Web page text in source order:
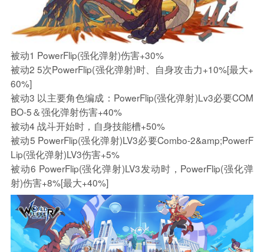
被动1 PowerFlip(强化弹射)伤害+30%
被动2 5次PowerFlip(强化弹射)时、自身攻击力+10%[最大+
60%]
被动3 以主要角色编成：PowerFlip(强化弹射)Lv3必要COM
BO-5＆强化弹射伤害+40%
被动4 战斗开始时，自身技能槽+50%
被动5 PowerFlip(强化弹射)LV3必要Combo-2&amp;PowerF
Lip(强化弹射)LV3伤害+5%
被动6 PowerFlip(强化弹射)LV3发动时，PowerFlip(强化弹
射)伤害+8%[最大+40%]